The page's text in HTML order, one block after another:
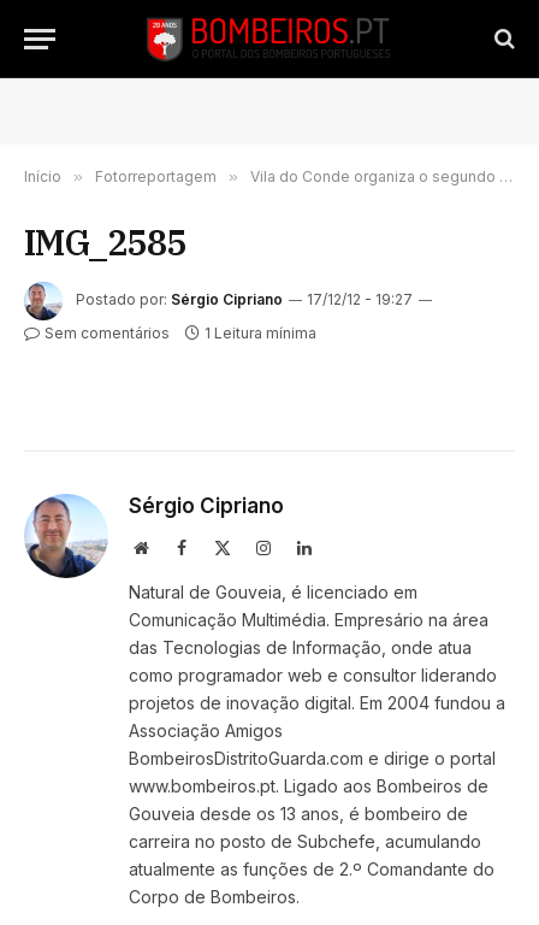
Início » Fotorreportagem » Vila do Conde organiza o segundo Rescue Challenge
IMG_2585
Postado por: Sérgio Cipriano
17/12/12 - 19:27
Sem comentários
1 Leitura mínima
Sérgio Cipriano
WebsiteFacebook InstagramLinkedIn
Natural de Gouveia, é licenciado em
Comunicação Multimédia. Empresário na área
das Tecnologias de Informação, onde atua
como programador web e consultor liderando
projetos de inovação digital. Em 2004 fundou a
Associação Amigos
BombeirosDistritoGuarda.com e dirige o portal
www.bombeiros.pt. Ligado aos Bombeiros de
Gouveia desde os 13 anos, é bombeiro de
carreira no posto de Subchefe, acumulando
atualmente as funções de 2.º Comandante do
Corpo de Bombeiros.